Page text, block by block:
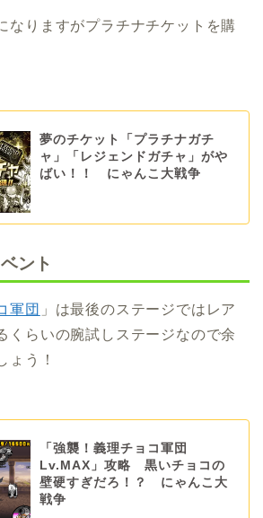
なりますがプラチナチケットを購
夢のチケット「プラチナガチ
ャ」「レジェンドガチャ」がや
ばい！！ にゃんこ大戦争
ント
軍団 」は最後のステージではレア
くらいの腕試しステージなので余
ょう！
「強襲！義理チョコ軍団
Lv.MAX」攻略 黒いチョコの
壁硬すぎだろ！？ にゃんこ大
戦争